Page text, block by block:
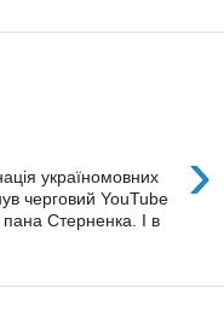
›
україномовних
черговий YouTube
Стерненка. І в